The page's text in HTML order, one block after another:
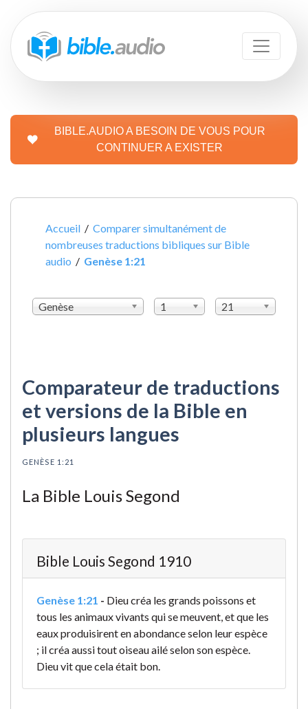
BIBLE.AUDIO A BESOIN DE VOUS POUR
CONTINUER A EXISTER
Accueil /Comparer simultanément de
nombreuses traductions bibliques sur Bible
audio / Genèse 1:21
Genèse 1 21
Comparateur de traductions
et versions de la Bible en
plusieurs langues
GENÈSE 1:21
La Bible Louis Segond
Bible Louis Segond 1910
Genèse 1:21 - Dieu créa les grands poissons et
tous les animaux vivants qui se meuvent, et que les
eaux produisirent en abondance selon leur espèce
; il créa aussi tout oiseau ailé selon son espèce.
Dieu vit que cela était bon.